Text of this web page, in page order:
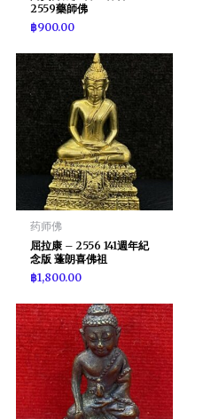
2559藥師佛
฿900.00
药师佛
屈拉康 – 2556 141週年紀
念版 蓬朗喜佛祖
฿1,800.00